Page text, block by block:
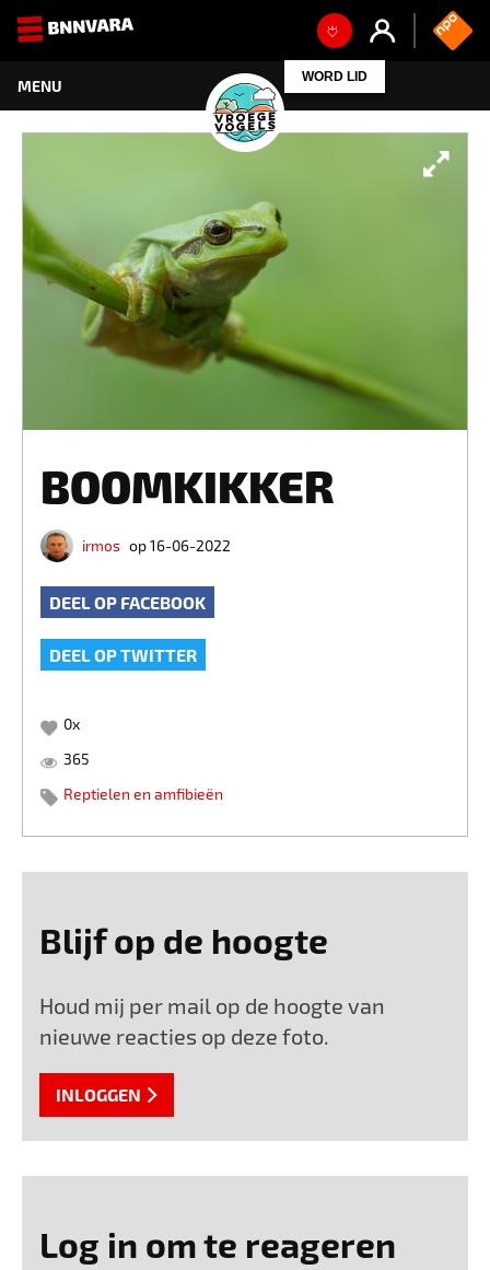
BOOMKIKKER
irmos op 16-06-2022
DEEL OP FACEBOOK
DEEL OP TWITTER
0x
365
Reptielen en amfibieën
Blijf op de hoogte
Houd mij per mail op de hoogte van
nieuwe reacties op deze foto.
INLOGGEN
Log in om te reageren